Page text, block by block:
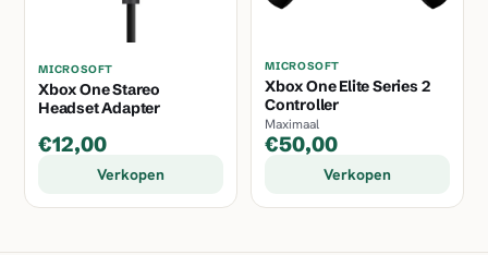
MICROSOFT
Xbox One Stareo
Headset Adapter
€12,00
Verkopen
MICROSOFT
Xbox One Elite Series 2
Controller
Maximaal
€50,00
Verkopen